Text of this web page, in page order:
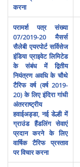
करना
परामर्श पत्र संख्‍या
07/2019-20 मैसर्स
सैलेबी एयरपोर्ट सर्विसेज
इंडिया प्राइवेट लिमिटेड
के संबंध में द्वितीय
नियंत्रण अवधि के चौथे
टैरिफ वर्ष (वर्ष 2019-
20) के लिए इंदिरा गांधी
अंतरराष्‍ट्रीय
हवाईअड्डा, नई डेल्ही में
ग्राउंड हैंडलिंग सेवाएं
प्रदान करने के लिए
वार्षिक टैरिफ प्रस्‍ताव
पर विचार करना